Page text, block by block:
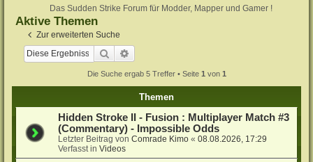
Das Sudden Strike Forum für Modder, Mapper und Gamer !
Aktive Themen
Zur erweiterten Suche
Suche
Die Suche ergab 5 Treffer • Seite 1 von 1
Themen
Hidden Stroke II - Fusion : Multiplayer Match #3
(Commentary) - Impossible Odds
Letzter Beitrag vonComrade Kimo «08.08.2026, 17:29
Verfasst inVideos